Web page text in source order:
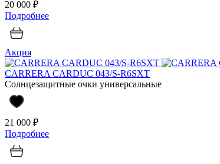
20 000 ₽
Подробнее
Акция
CARRERA CARDUC 043/S-R6SXT
Солнцезащитные очки универсальные
21 000 ₽
Подробнее